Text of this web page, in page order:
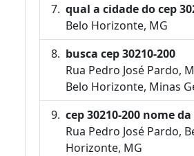
qual a cidade do cep
Belo Horizonte, MG
busca cep 30210-200
Rua Pedro José Pardo,
Belo Horizonte, Minas
cep 30210-200 nome
Rua Pedro José Pardo,
Horizonte, MG